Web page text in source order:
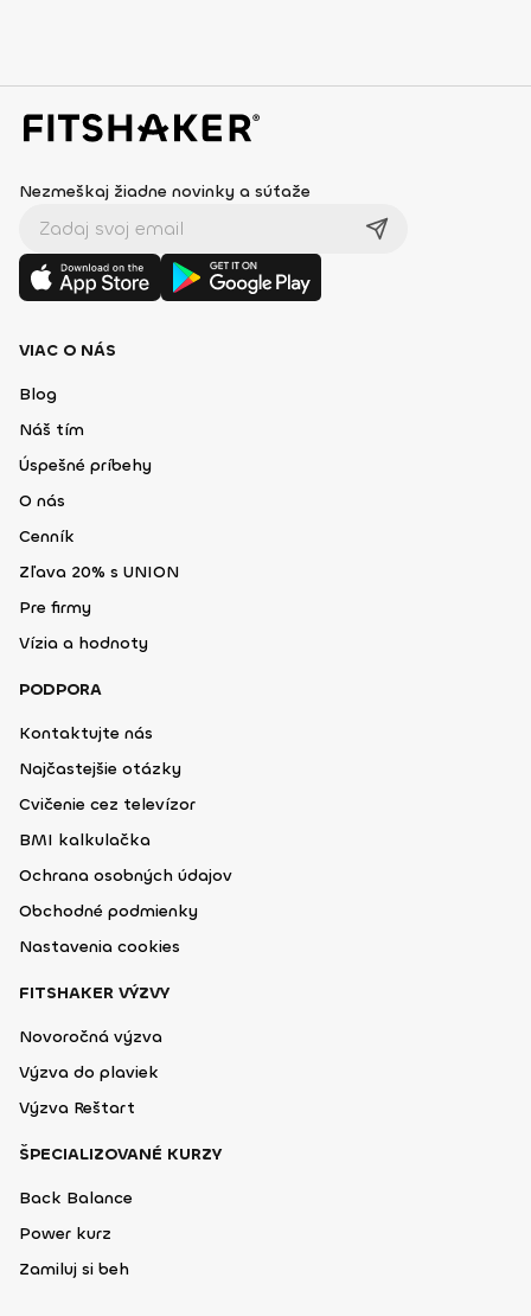
Nezmeškaj žiadne novinky a súťaže
VIAC O NÁS
Blog
Náš tím
Úspešné príbehy
O nás
Cenník
Zľava 20% s UNION
Pre firmy
Vízia a hodnoty
PODPORA
Kontaktujte nás
Najčastejšie otázky
Cvičenie cez televízor
BMI kalkulačka
Ochrana osobných údajov
Obchodné podmienky
Nastavenia cookies
FITSHAKER VÝZVY
Novoročná výzva
Výzva do plaviek
Výzva Reštart
ŠPECIALIZOVANÉ KURZY
Back Balance
Power kurz
Zamiluj si beh